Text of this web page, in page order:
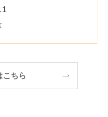
1
こちら